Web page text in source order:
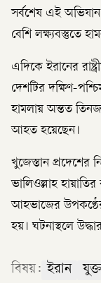
সর্বশেষ এই
বেশি লক্ষ্যবস্তুতে
এদিকে ইরানের
দেশটির দক্ষিণ-
হামলায় অন্তত
আহত হয়েছেন।
খুজেস্তান প্রদেশের
ভালিওল্লাহ
আহভাজের উপকণ্ঠের
হয়। ঘটনাস্থলে
বিষয়: ইরান